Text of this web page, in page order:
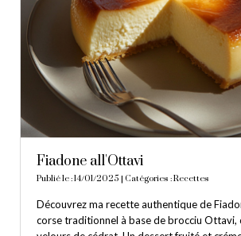
Fiadone all'Ottavi
Publié le : 14/01/2025 | Catégories :Recettes
Découvrez ma recette authentique de
corse traditionnel à base de brocciu